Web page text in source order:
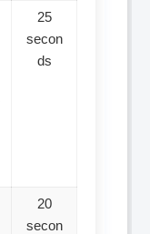
25
secon
ds
20
secon